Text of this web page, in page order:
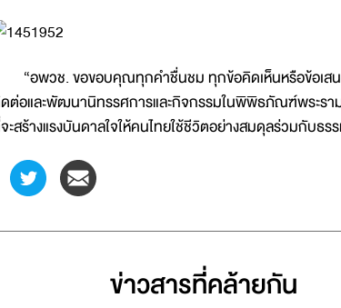
“อพวช. ขอขอบคุณทุกคำชื่นชม ทุกข้อคิดเห็นหรือข้อเสนอ
ต่อและพัฒนานิทรรศการและกิจกรรมในพิพิธภัณฑ์พระร
ะสร้างแรงบันดาลใจให้คนไทยใช้ชีวิตอย่างสมดุลร่วมกับธ
ข่าวสารที่่คล้ายกัน